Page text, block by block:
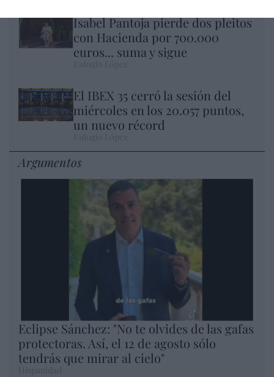
Isabel Pantoja pierde dos pleitos
con Hacienda por 700.000
euros... suma y sigue
El IBEX 35 cerró la sesión del
miércoles en los 20.057 puntos,
un nuevo récord
Argumentos
Eclipse Sánchez: "No te olvides de las gafas
protectoras. Así, el 12 de agosto sólo
tendrás que mirar al cielo"